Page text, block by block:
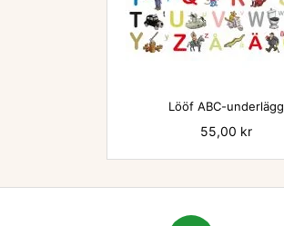

Lööf ABC-underlägg
Pris
55,00 kr